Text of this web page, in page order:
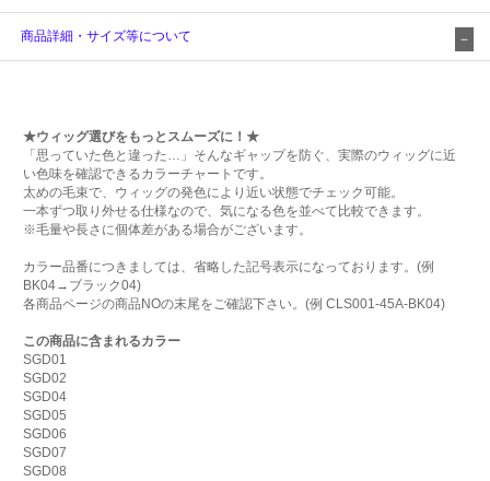
商品詳細・サイズ等について
★ウィッグ選びをもっとスムーズに！★
「思っていた色と違った…」そんなギャップを防ぐ、実際のウィッグに近
い色味を確認できるカラーチャートです。
太めの毛束で、ウィッグの発色により近い状態でチェック可能。
一本ずつ取り外せる仕様なので、気になる色を並べて比較できます。
※毛量や長さに個体差がある場合がございます。
カラー品番につきましては、省略した記号表示になっております。(例
BK04→ブラック04)
各商品ページの商品NOの末尾をご確認下さい。(例 CLS001-45A-BK04)
この商品に含まれるカラー
SGD01
SGD02
SGD04
SGD05
SGD06
SGD07
SGD08